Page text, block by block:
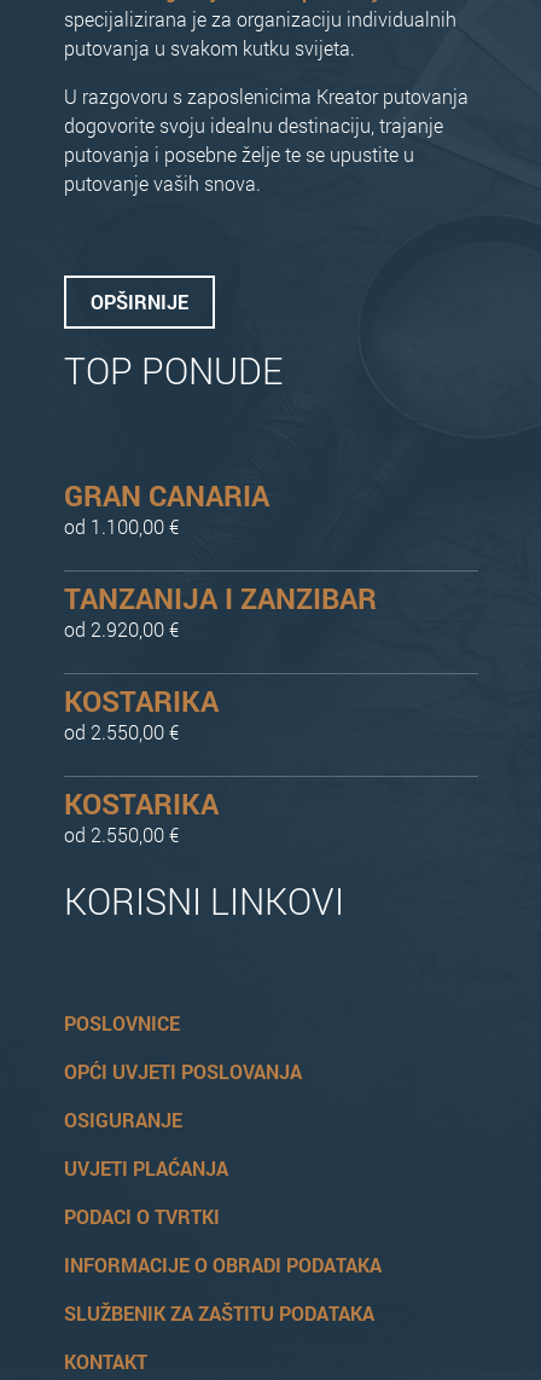
specijalizirana je za organizaciju individualnih
putovanja u svakom kutku svijeta.
U razgovoru s zaposlenicima Kreator putovanja
dogovorite svoju idealnu destinaciju, trajanje
putovanja i posebne želje te se upustite u
putovanje vaših snova.
OPŠIRNIJE
TOP PONUDE
GRAN CANARIA
od 1.100,00 €
TANZANIJA I ZANZIBAR
od 2.920,00 €
KOSTARIKA
od 2.550,00 €
KOSTARIKA
od 2.550,00 €
KORISNI LINKOVI
POSLOVNICE
OPĆI UVJETI POSLOVANJA
OSIGURANJE
UVJETI PLAĆANJA
PODACI O TVRTKI
INFORMACIJE O OBRADI PODATAKA
SLUŽBENIK ZA ZAŠTITU PODATAKA
KONTAKT